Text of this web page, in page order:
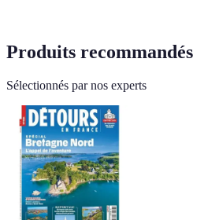
Produits recommandés
Sélectionnés par nos experts